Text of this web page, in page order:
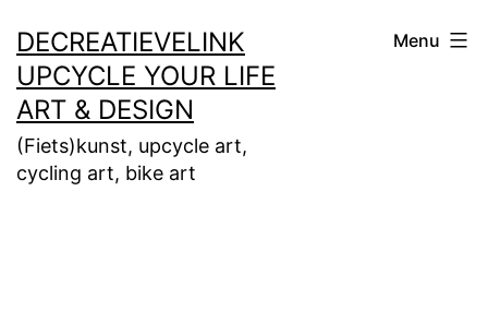
naar
de
inhoud
DECREATIEVELINK
UPCYCLE YOUR LIFE
ART & DESIGN
(Fiets)kunst, upcycle art,
cycling art, bike art
Menu